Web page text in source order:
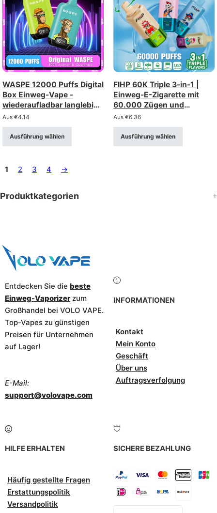
WASPE 12000 Puffs Digital
Box Einweg-Vape -
wiederaufladbar langlebig
mit Smart-Display
Aus €4.14
Ausführung wählen
FIHP 60K Triple 3-in-1 |
Einweg-E-Zigarette mit
60.000 Zügen und
dreifacher Option,
Großpackung
Aus €6.36
Ausführung wählen
1 2 3 4 →
Produktkategorien
Entdecken Sie die beste
Einweg-Vaporizer zum
Großhandel bei VOLO VAPE.
Top-Vapes zu günstigen
Preisen für Unternehmen
auf Lager!
E-Mail:
support@volovape.com
INFORMATIONEN
Kontakt
Mein Konto
Geschäft
Über uns
Auftragsverfolgung
HILFE ERHALTEN
Häufig gestellte Fragen
Erstattungspolitik
Versandpolitik
SICHERE BEZAHLUNG